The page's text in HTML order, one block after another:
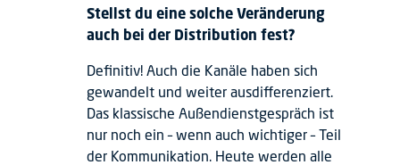
Stellst du eine solche Veränderung
auch bei der Distribution fest?
Definitiv! Auch die Kanäle haben sich
gewandelt und weiter ausdifferenziert.
Das klassische Außendienstgespräch ist
nur noch ein – wenn auch wichtiger – Teil
der Kommunikation. Heute werden alle